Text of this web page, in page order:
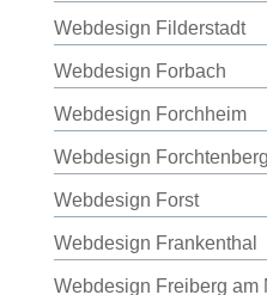
Webdesign Filderstadt
Webdesign Forbach
Webdesign Forchheim
Webdesign Forchtenberg
Webdesign Forst
Webdesign Frankenthal
Webdesign Freiberg am